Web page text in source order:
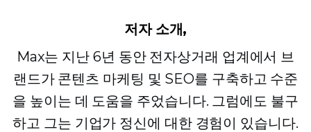
저자 소개,
Max는 지난 6년 동안 전자상거래 업계에서 브
랜드가 콘텐츠 마케팅 및 SEO를 구축하고 수준
을 높이는 데 도움을 주었습니다. 그럼에도 불구
하고 그는 기업가 정신에 대한 경험이 있습니다.